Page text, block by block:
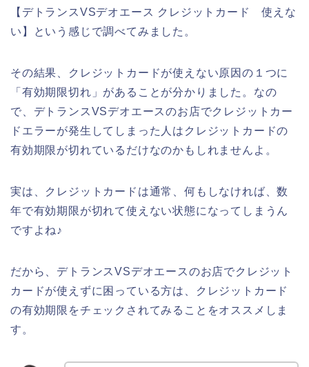
【デトランスVSデオエース クレジットカード 使えな
い】という感じで調べてみました。
その結果、クレジットカードが使えない原因の１つに
「有効期限切れ」があることが分かりました。なの
で、デトランスVSデオエースのお店でクレジットカー
ドエラーが発生してしまった人はクレジットカードの
有効期限が切れているだけなのかもしれませんよ。
実は、クレジットカードは通常、何もしなければ、数
年で有効期限が切れて使えない状態になってしまうん
ですよね♪
だから、デトランスVSデオエースのお店でクレジット
カードが使えずに困っている方は、クレジットカード
の有効期限をチェックされてみることをオススメしま
す。